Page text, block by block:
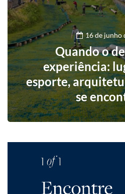
16 de junho
Quando o
experiência:
esporte,
se